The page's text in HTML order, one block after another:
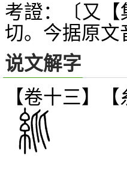
考證：〔又
切。今据原文
说文解字
【卷十三】【